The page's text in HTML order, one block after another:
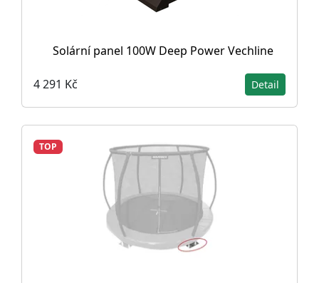
Solární panel 100W Deep Power Vechline
4 291 Kč Detail
TOP